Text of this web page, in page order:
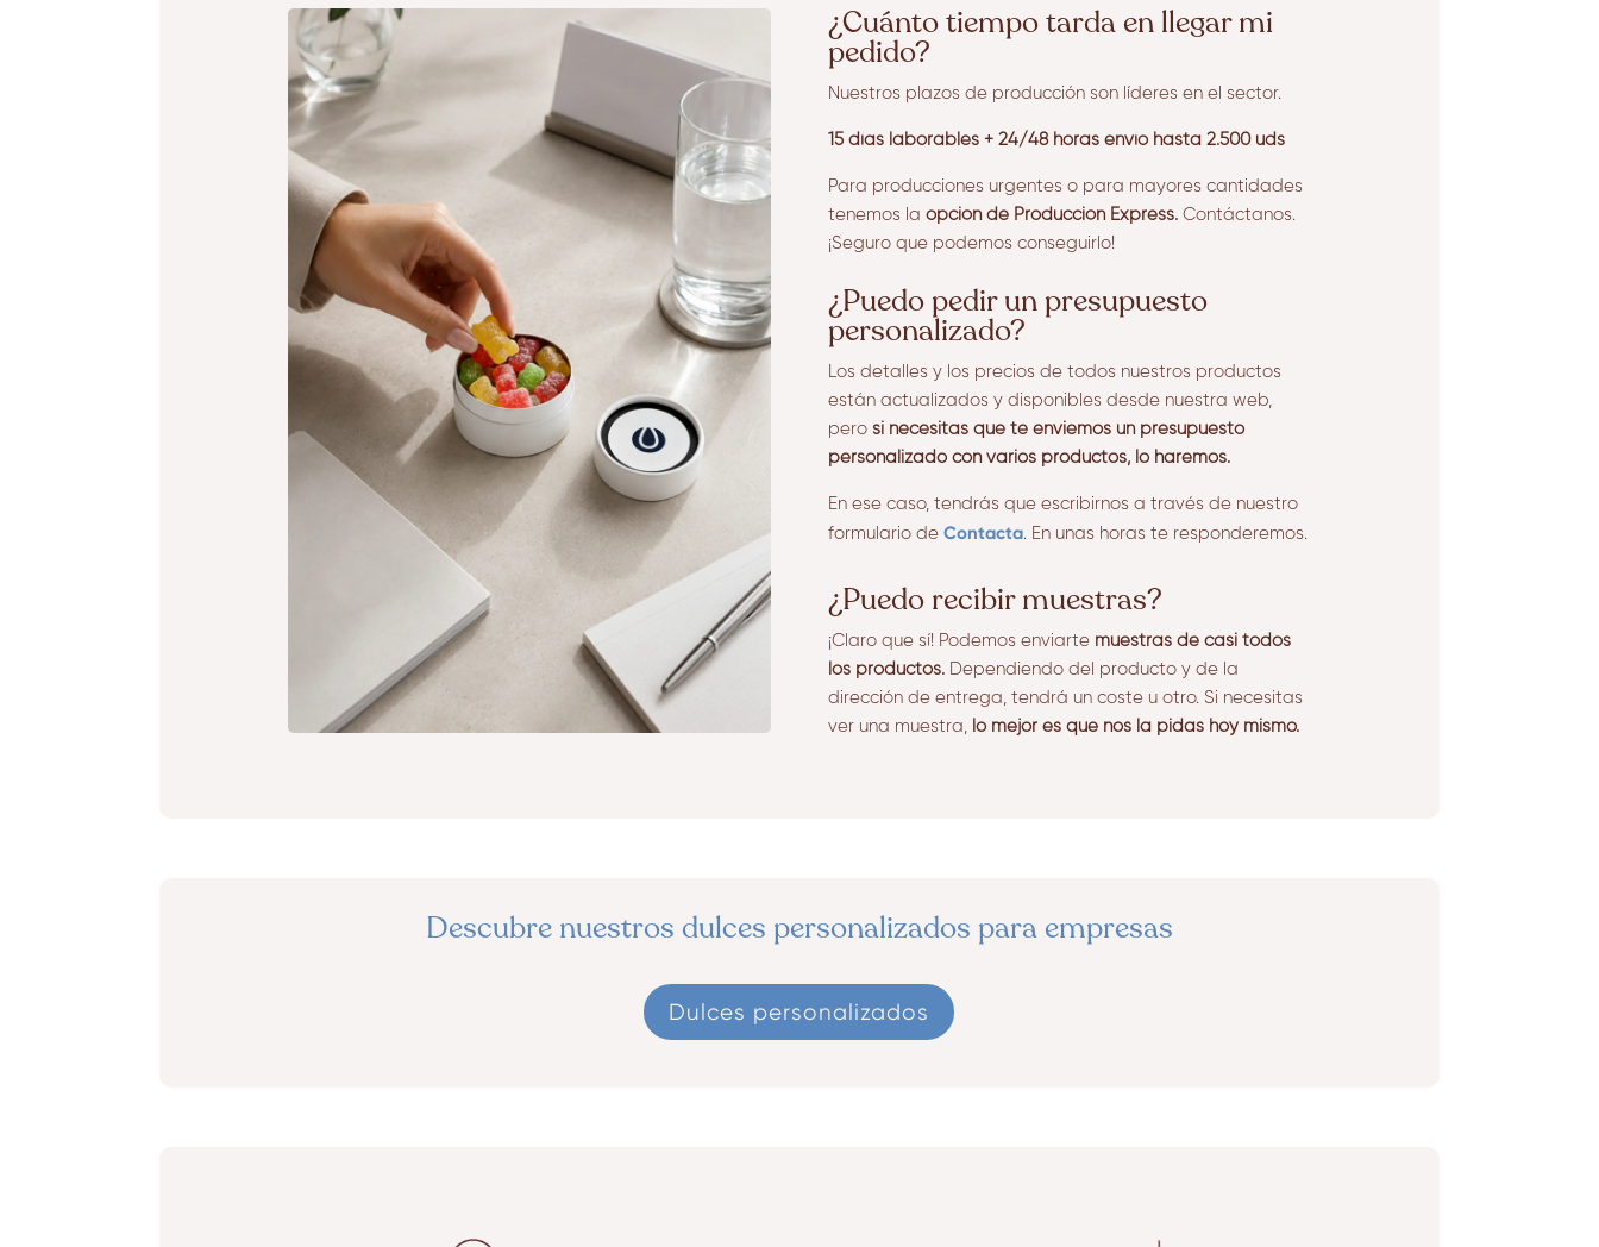
¿Cuánto tiempo tarda en llegar mi
pedido?
Nuestros plazos de producción son líderes en el sector.
15 días laborables + 24/48 horas envío hasta 2.500 uds
Para producciones urgentes o para mayores cantidades
tenemos la opción de Producción Express.Contáctanos.
¡Seguro que podemos conseguirlo!
¿Puedo pedir un presupuesto
personalizado?
Los detalles y los precios de todos nuestros productos
están actualizados y disponibles desde nuestra web,
pero si necesitas que te enviemos un presupuesto
personalizado con varios productos, lo haremos.
En ese caso, tendrás que escribirnos a través de nuestro
formulario de Contacta. En unas horas te responderemos.
¿Puedo recibir muestras?
¡Claro que sí! Podemos enviarte muestras de casi todos
los productos.Dependiendo del producto y de la
dirección de entrega, tendrá un coste u otro. Si necesitas
ver una muestra, lo mejor es que nos la pidas hoy mismo.
Descubre nuestros dulces personalizados para empresas
Dulces personalizados